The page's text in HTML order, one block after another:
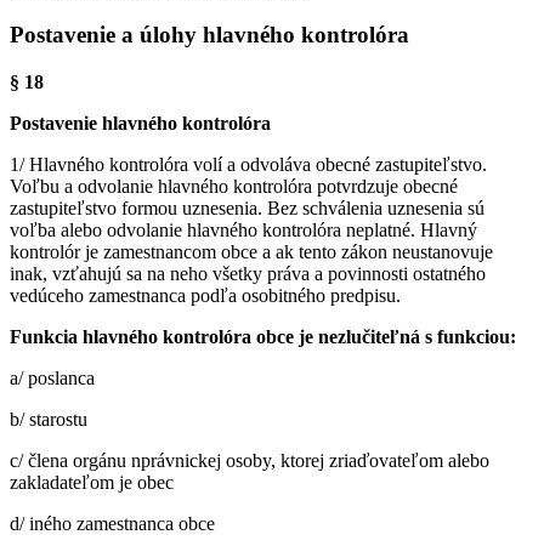
Postavenie a úlohy hlavného kontrolóra
§ 18
Postavenie hlavného kontrolóra
1/ Hlavného kontrolóra volí a odvoláva obecné zastupiteľstvo.
Voľbu a odvolanie hlavného kontrolóra potvrdzuje obecné
zastupiteľstvo formou uznesenia. Bez schválenia uznesenia sú
voľba alebo odvolanie hlavného kontrolóra neplatné. Hlavný
kontrolór je zamestnancom obce a ak tento zákon neustanovuje
inak, vzťahujú sa na neho všetky práva a povinnosti ostatného
vedúceho zamestnanca podľa osobitného predpisu.
Funkcia hlavného kontrolóra obce je nezlučiteľná s funkciou:
a/ poslanca
b/ starostu
c/ člena orgánu nprávnickej osoby, ktorej zriaďovateľom alebo
zakladateľom je obec
d/ iného zamestnanca obce